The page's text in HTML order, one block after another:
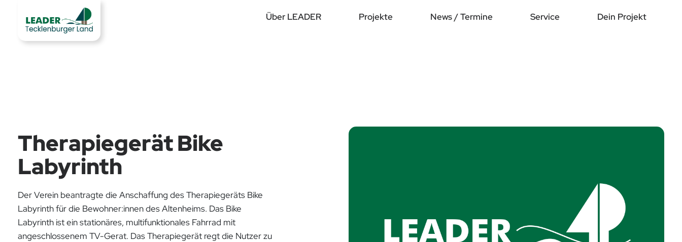
Über LEADER Projekte News / Termine Service Dein Projekt
Therapiegerät Bike
Labyrinth
Der Verein beantragte die Anschaffung des Therapiegeräts Bike
Labyrinth für die Bewohner:innen des Altenheims. Das Bike
Labyrinth ist ein stationäres, multifunktionales Fahrrad mit
angeschlossenem TV-Gerat. Das Therapiegerät regt die Nutzer zu